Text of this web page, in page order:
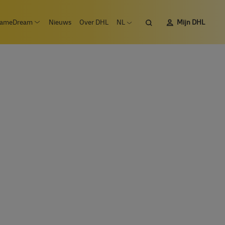
submenu VacaturesOpen submenu #SameDream
Nieuws Over DHL
NL
ZoekenMijn DHL